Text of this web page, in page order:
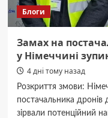
Блоги
Замах на
у Німеччині
4 дні тому назад
Розкриття змови:
постачальника дронів
зірвали потенційний